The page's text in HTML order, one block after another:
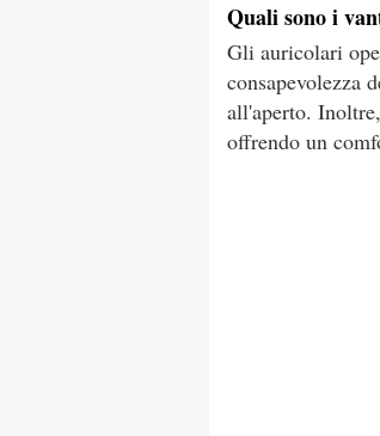
Quali sono i
Gli auricolari
consapevolezza
all'aperto.
offrendo un